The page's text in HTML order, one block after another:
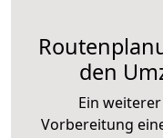
den
Ein
Vorbereitung